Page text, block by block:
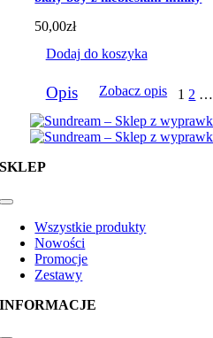
50,00zł
Dodaj do koszyka
Opis Zobacz opis 1 2 …
SKLEP
Toggle
NavigationWszystkie produkty
Nowości
Promocje
Zestawy
INFORMACJE